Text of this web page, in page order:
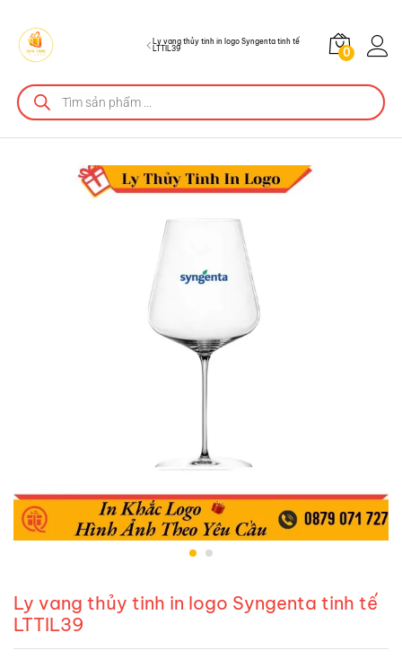
Ly vang thủy tinh in logo Syngenta tinh tế
LTTIL39
0
Ly vang thủy tinh in logo Syngenta tinh tế
LTTIL39